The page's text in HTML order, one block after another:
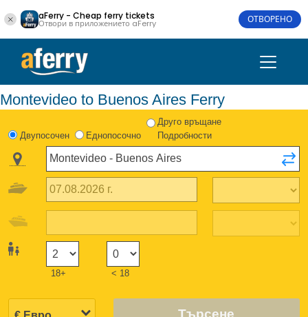
aFerry - Cheap ferry tickets
Отвори в приложението aFerry ОТВОРЕНО
Montevideo to Buenos Aires Ferry
Двупосочен Еднопосочно
Друго връщане
Подробности
18+ < 18
Търсене